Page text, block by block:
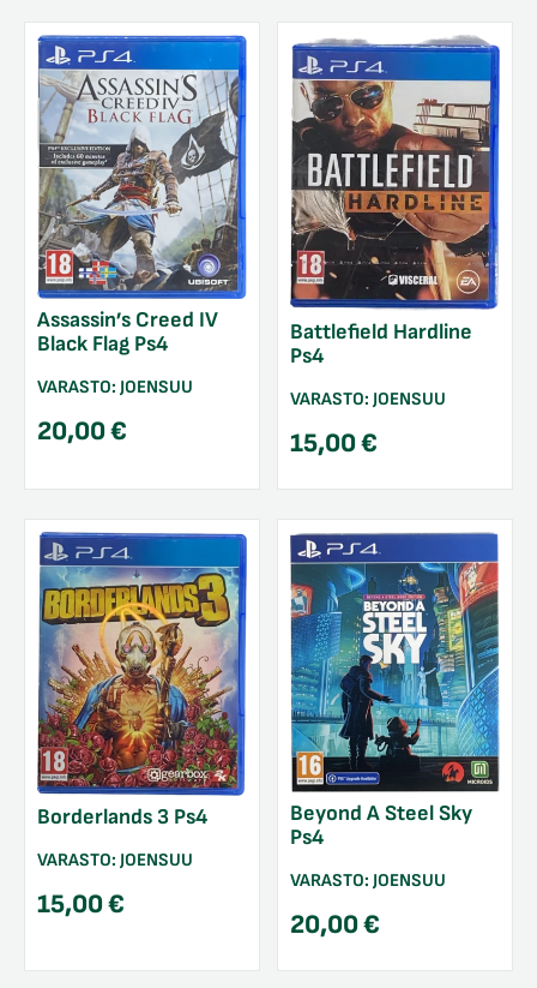
Assassin’s Creed IV
Black Flag Ps4
VARASTO: JOENSUU
20,00€
Battlefield Hardline
Ps4
VARASTO: JOENSUU
15,00€
Borderlands 3 Ps4
VARASTO: JOENSUU
15,00€
Beyond A Steel Sky
Ps4
VARASTO: JOENSUU
20,00€